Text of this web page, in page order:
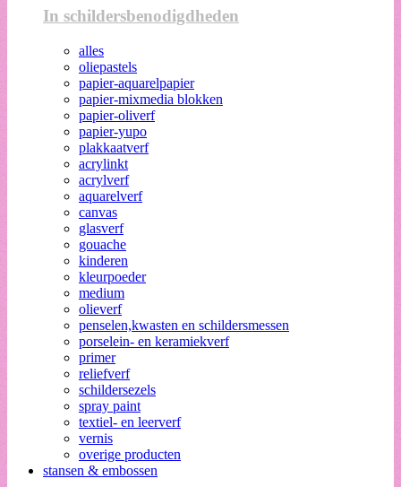
In schildersbenodigdheden
alles
oliepastels
papier-aquarelpapier
papier-mixmedia blokken
papier-oliverf
papier-yupo
plakkaatverf
acrylinkt
acrylverf
aquarelverf
canvas
glasverf
gouache
kinderen
kleurpoeder
medium
olieverf
penselen,kwasten en schildersmessen
porselein- en keramiekverf
primer
reliefverf
schildersezels
spray paint
textiel- en leerverf
vernis
overige producten
stansen & embossen